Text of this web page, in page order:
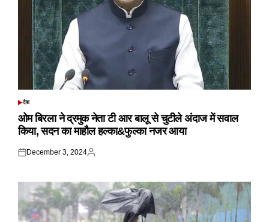
POSTED
देश
ओम बिरला ने द्रमुक नेता टी आर बालू से चुटीले अंदाज में सवाल
किया, सदन का माहौल हल्का&फुल्का नजर आया
Posted
December 3, 2024
Posted